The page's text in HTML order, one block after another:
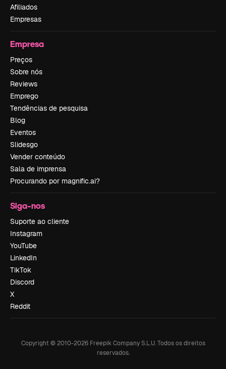
Afiliados
Empresas
Empresa
Preços
Sobre nós
Reviews
Emprego
Tendências de pesquisa
Blog
Eventos
Slidesgo
Vender conteúdo
Sala de imprensa
Procurando por magnific.ai?
Siga-nos
Suporte ao cliente
Instagram
YouTube
LinkedIn
TikTok
Discord
X
Reddit
Copyright © 2010-2026Freepik Company S.L.U. Todos os direitos
reservados.